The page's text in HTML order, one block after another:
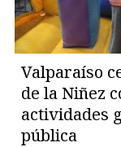
Valparaíso
de la Niñez
actividades
pública